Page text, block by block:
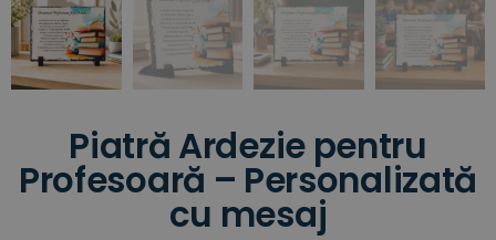
Piatră Ardezie pentru
Profesoară – Personalizată
cu mesaj